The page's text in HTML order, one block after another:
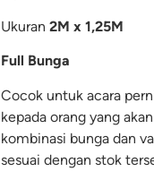
Ukuran 2M x 1,25M
Full Bunga
Cocok untuk acara
kepada orang yang
kombinasi bunga dan
sesuai dengan stok